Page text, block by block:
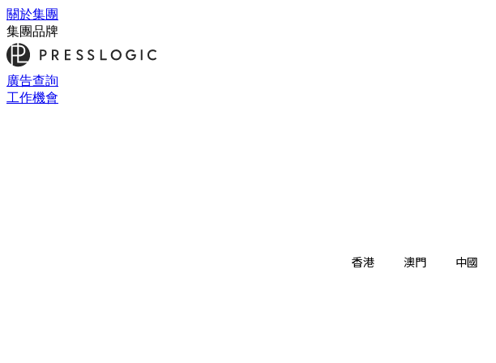
關於集團
集團品牌
廣告查詢
工作機會
香港 澳門 中國